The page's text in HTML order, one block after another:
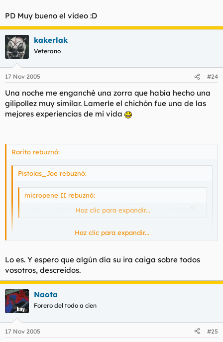
PD Muy bueno el video :D
kakerlak
Veterano
17 Nov 2005 #24
Una noche me enganché una zorra que había hecho una
gilipollez muy similar. Lamerle el chichón fue una de las
mejores experiencias de mi vida
Rarito rebuznó:
Pistolas_Joe rebuznó:
micropene II rebuznó:
y el tuyo, mira que juntar a jesus hitler y a um alien
Haz clic para expandir...
No es un alien, incluto anfabarbeto, es Kraken!
del nombre no se mas. 8P
Yo creia que era el chutulu ese.
Haz clic para expandir...
Lo es. Y espero que algún día su ira caiga sobre todos
vosotros, descreidos.
Naota
Forero del todo a cien
17 Nov 2005 #25